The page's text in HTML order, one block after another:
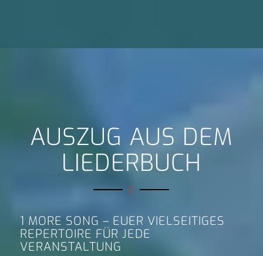
AUSZUG AUS DEM
LIEDERBUCH
1 MORE SONG – EUER VIELSEITIGES
REPERTOIRE FÜR JEDE
VERANSTALTUNG